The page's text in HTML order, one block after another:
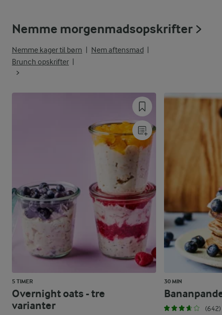
Nemme morgenmadsopskrifter
Nemme kager til børn
Nem aftensmad
Brunch opskrifter
5 TIMER
Overnight oats - tre
varianter
30 MIN
(642)